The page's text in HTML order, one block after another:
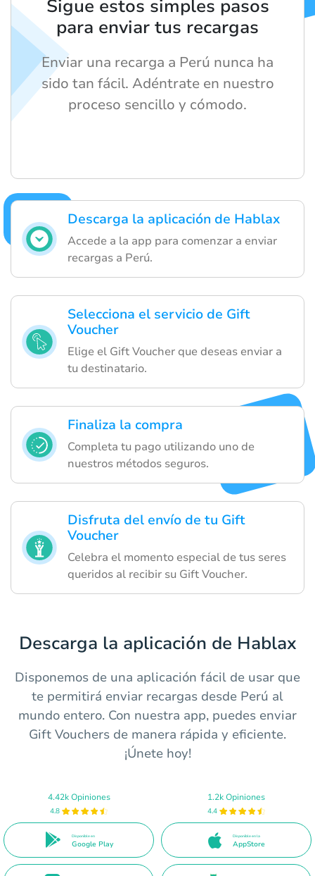
Descarga la aplicación de Hablax
Accede a la app para comenzar a enviar
recargas a Perú.
Selecciona el servicio de Gift
Voucher
Elige el Gift Voucher que deseas enviar a
tu destinatario.
Finaliza la compra
Completa tu pago utilizando uno de
nuestros métodos seguros.
Disfruta del envío de tu Gift
Voucher
Celebra el momento especial de tus seres
queridos al recibir su Gift Voucher.
Sigue estos simples pasos
para enviar tus recargas
Enviar una recarga a Perú nunca ha
sido tan fácil. Adéntrate en nuestro
proceso sencillo y cómodo.
Descarga la aplicación de Hablax
Disponemos de una aplicación fácil de usar que
te permitirá enviar recargas desde Perú al
mundo entero. Con nuestra app, puedes enviar
Gift Vouchers de manera rápida y eficiente.
¡Únete hoy!
4.42k Opiniones
4.8
Disponible en
Google Play
1.2k Opiniones
4.4
Disponible en la
AppStore